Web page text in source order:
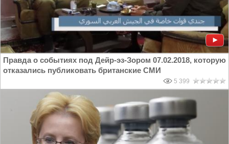
Правда о событиях под Дейр-эз-Зором 07.02.2018, которую
отказались публиковать британские СМИ
5 399